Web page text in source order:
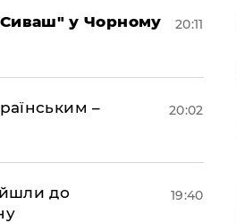
у Чорному
20:11
–
20:02
йшли до
19:40